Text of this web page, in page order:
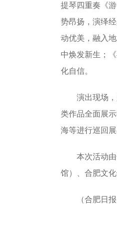
提琴四重奏《
势昂扬，演绎
动优美，融入
中焕发新生；
化自信。
演出现场，少
类作品全面展
海等进行巡回展
本次活动由合
馆）、合肥文
（合肥日报-